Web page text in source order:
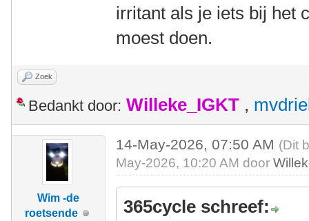
irritant als je iets bij het
moest doen.
Zoek
Bedankt door: Willeke_IGKT ,
Wim -de
roetsende
14-May-2026, 07:50 AM (Dit
May-2026, 10:20 AM door
365cycle schreef: